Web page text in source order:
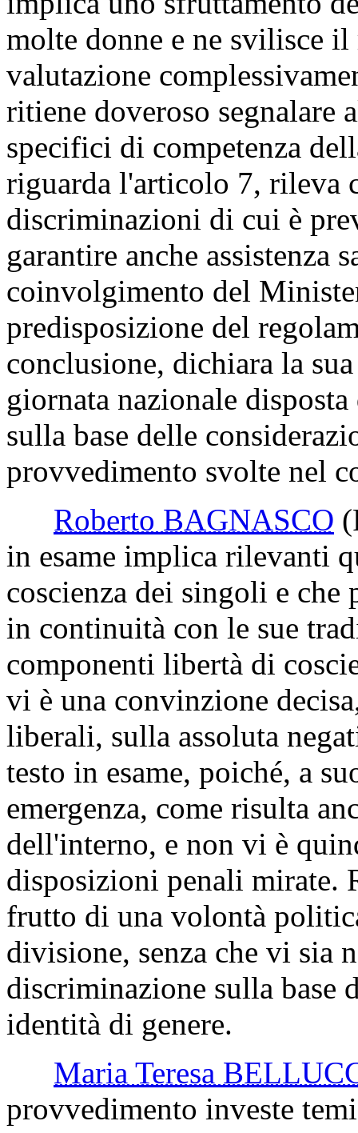
molte donne e ne svilisce
valutazione
ritiene doveroso segnalare
specifici di competenza
riguarda l'articolo 7, rileva
discriminazioni di cui è
garantire anche assistenza
coinvolgimento del
predisposizione del
conclusione, dichiara la
giornata nazionale
sulla base delle
provvedimento svolte nel
Roberto BAGNASCO
in esame implica rilevanti
coscienza dei singoli e
in continuità con le sue
componenti libertà di
vi è una convinzione
liberali, sulla assoluta
testo in esame, poiché, a
emergenza, come risulta
dell'interno, e non vi è
disposizioni penali mirate.
frutto di una volontà
divisione, senza che vi sia
discriminazione sulla base
identità di genere.
Maria Teresa
provvedimento investe